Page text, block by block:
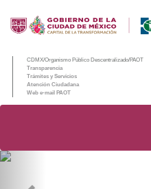
CDMX/Organismo Público Descentralizado/PAOT
Transparencia
Trámites y Servicios
Atención Ciudadana
Web e-mail PAOT